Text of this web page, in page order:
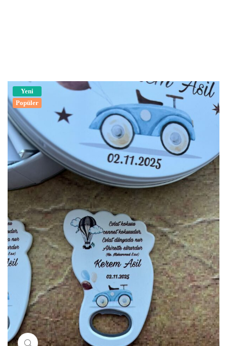
Yeni
Popüler
Resimi büyütmek için tıklayın